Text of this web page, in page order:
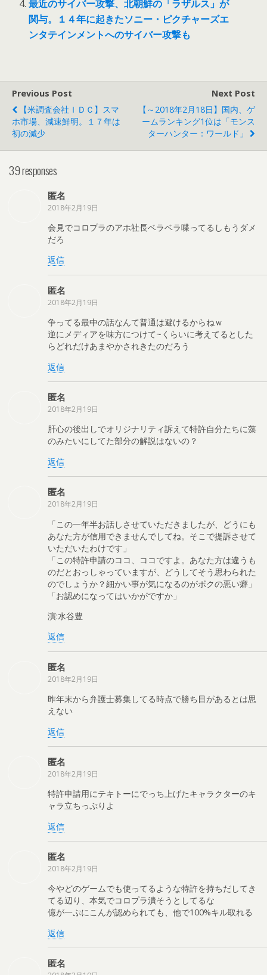
最近のサイバー攻撃、北朝鮮の「ラザルス」が
関与。１４年に起きたソニー・ピクチャーズエ
ンタテインメントへのサイバー攻撃も
Previous Post
【米調査会社ＩＤＣ】スマ
ホ市場、減速鮮明。１７年は
初の減少
Next Post
【～2018年2月18日】国内、ゲ
ームランキング1位は「モンス
ターハンター：ワールド」
39 responses
匿名
2018年2月19日
会見でコロプラのアホ社長ベラベラ喋ってるしもうダメ
だろ
返信
匿名
2018年2月19日
争ってる最中の話なんて普通は避けるからねｗ
逆にメディアを味方につけて~くらいに考えてるとした
らどれだけあまやかされきたのだろう
返信
匿名
2018年2月19日
肝心の後出しでオリジナリティ訴えて特許自分たちに藻
のみたいにしてた部分の解説はないの？
返信
匿名
2018年2月19日
「この一年半お話しさせていただきましたが、どうにも
あなた方が信用できませんでしてね。そこで提訴させて
いただいたわけです」
「この特許申請のココ、ココですよ。あなた方は違うも
のだとおっしゃっていますが、どうしてそう思わられた
のでしょうか？細かい事が気になるのがボクの悪い癖」
「お認めになってはいかがですか」
演:水谷豊
返信
匿名
2018年2月19日
昨年末から弁護士募集してる時点で勝ち目があるとは思
えない
返信
匿名
2018年2月19日
特許申請用にテキトーにでっち上げたキャラクターのキ
ャラ立ちっぷりよ
返信
匿名
2018年2月19日
今やどのゲームでも使ってるような特許を持ちだしてき
てる辺り、本気でコロプラ潰そうとしてるな
億が一ぷにこんが認められても、他で100%キル取れる
返信
匿名